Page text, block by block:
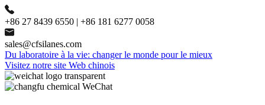
+86 27 8439 6550 | +86 181 6277 0058
sales@cfsilanes.com
Du laboratoire à la vie: changer le monde pour le mieux
Visitez notre site Web chinois